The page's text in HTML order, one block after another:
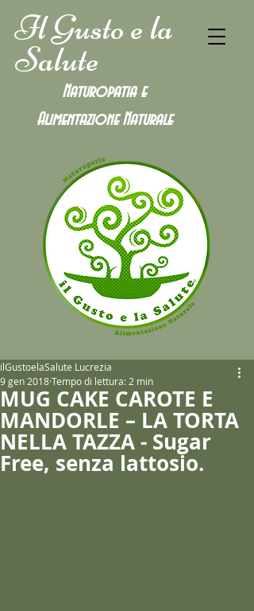
Il Gusto e la
Salute
Naturopatia e
Alimentazione Naturale
MUG CAKE CAROTE E
MANDORLE – LA TORTA
NELLA TAZZA - Sugar
Free, senza lattosio.
ilGustoelaSalute Lucrezia
9 gen 2018Tempo di lettura: 2 min